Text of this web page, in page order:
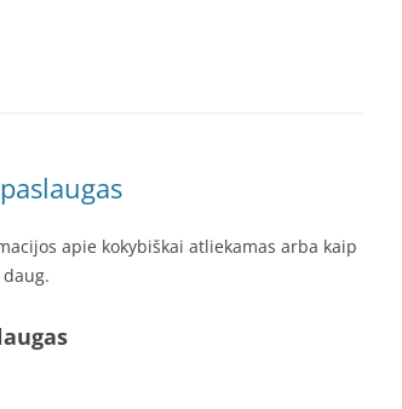
apie kokybiškai atliekamas arba kaip